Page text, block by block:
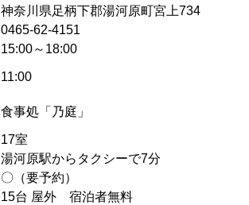
神奈川県足柄下郡湯河原町宮上734
0465-62-4151
15:00～18:00
11:00
食事処「乃庭」
17室
湯河原駅からタクシーで7分
〇（要予約）
15台 屋外 宿泊者無料